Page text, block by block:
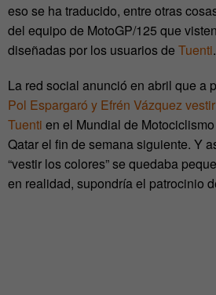
eso se ha traducido, entre otras
del equipo de MotoGP/125 que
diseñadas por los usuarios de Tuenti.
La red social anunció en abril que a
Pol Espargaró y Efrén Vázquez
Tuenti en el Mundial de
Qatar el fin de semana siguiente. Y
“vestir los colores” se quedaba
en realidad, supondría el patrocinio